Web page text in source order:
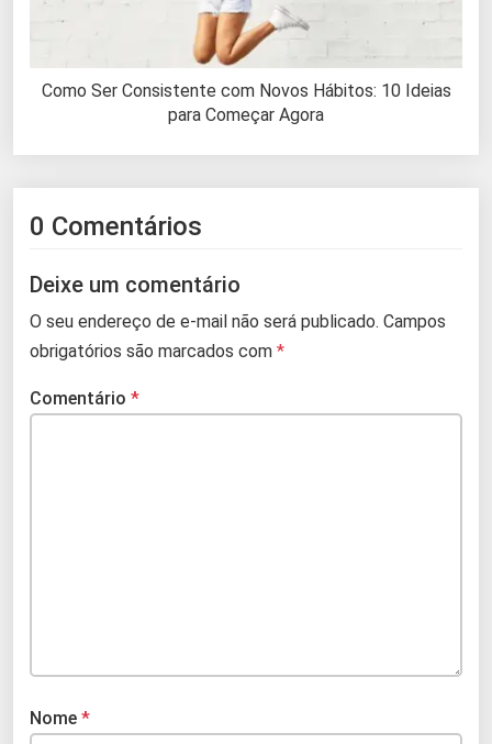
Como Ser Consistente com Novos Hábitos: 10 Ideias
para Começar Agora
0 Comentários
Deixe um comentário
O seu endereço de e-mail não será publicado. Campos
obrigatórios são marcados com *
Comentário *
Nome *